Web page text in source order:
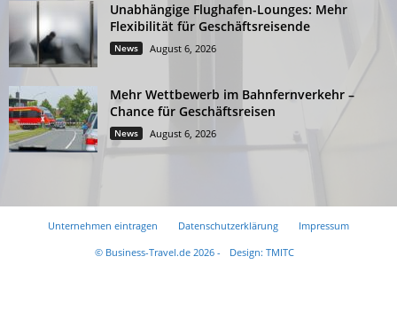
Unabhängige Flughafen-Lounges: Mehr
Flexibilität für Geschäftsreisende
News August 6, 2026
Mehr Wettbewerb im Bahnfernverkehr –
Chance für Geschäftsreisen
News August 6, 2026
Unternehmen eintragen Datenschutzerklärung
Impressum
© Business-Travel.de 2026 -
Design: TMITC